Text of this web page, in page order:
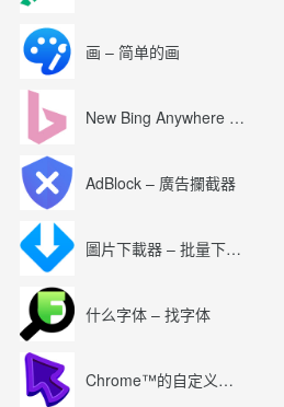
画 – 简单的画
New Bing Anywhere (Bing Chat GPT-4)
AdBlock – 廣告攔截器
圖片下載器 – 批量下載圖片
什么字体 – 找字体
Chrome™的自定义光标